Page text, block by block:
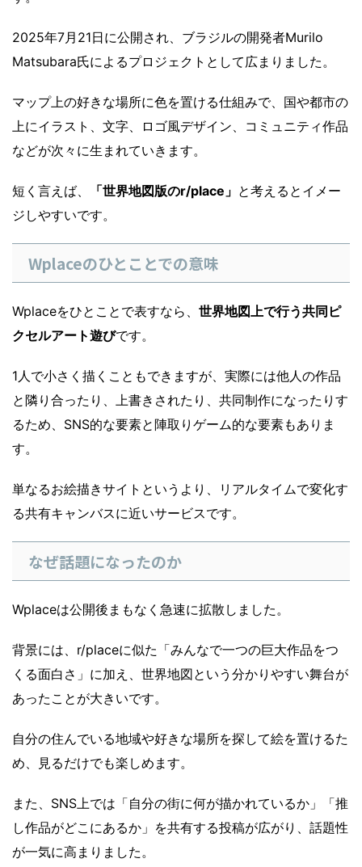
2025年7月21日に公開され、ブラジルの開発者Murilo
Matsubara氏によるプロジェクトとして広まりました。
マップ上の好きな場所に色を置ける仕組みで、国や都市の
上にイラスト、文字、ロゴ風デザイン、コミュニティ作品
などが次々に生まれていきます。
短く言えば、 「世界地図版のr/place」 と考えるとイメー
ジしやすいです。
Wplaceのひとことでの意味
Wplaceをひとことで表すなら、 世界地図上で行う共同ピ
クセルアート遊びです。
1人で小さく描くこともできますが、実際には他人の作品
と隣り合ったり、上書きされたり、共同制作になったりす
るため、SNS的な要素と陣取りゲーム的な要素もありま
す。
単なるお絵描きサイトというより、リアルタイムで変化す
る共有キャンバスに近いサービスです。
なぜ話題になったのか
Wplaceは公開後まもなく急速に拡散しました。
背景には、r/placeに似た「みんなで一つの巨大作品をつ
くる面白さ」に加え、世界地図という分かりやすい舞台が
あったことが大きいです。
自分の住んでいる地域や好きな場所を探して絵を置けるた
め、見るだけでも楽しめます。
また、SNS上では「自分の街に何が描かれているか」「推
し作品がどこにあるか」を共有する投稿が広がり、話題性
が一気に高まりました。